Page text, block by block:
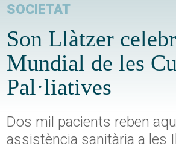
SOCIETAT
Son Llàtzer
Mundial de les
Pal·liatives
Dos mil pacients reben
assistència sanitària a les